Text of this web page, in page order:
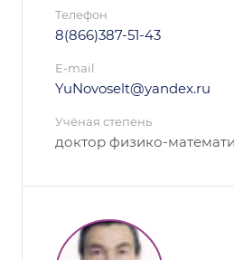
Телефон
8(866)387-51-43
E-mail
YuNovoselt@yandex.ru
Учёная степень
доктор физико-